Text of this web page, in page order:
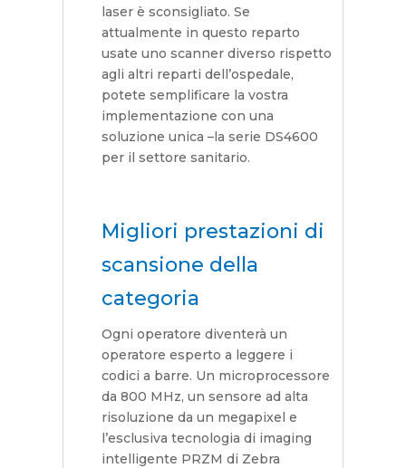
laser è sconsigliato. Se
attualmente in questo reparto
usate uno scanner diverso rispetto
agli altri reparti dell’ospedale,
potete semplificare la vostra
implementazione con una
soluzione unica –la serie DS4600
per il settore sanitario.
Migliori prestazioni di
scansione della
categoria
Ogni operatore diventerà un
operatore esperto a leggere i
codici a barre. Un microprocessore
da 800 MHz, un sensore ad alta
risoluzione da un megapixel e
l’esclusiva tecnologia di imaging
intelligente PRZM di Zebra